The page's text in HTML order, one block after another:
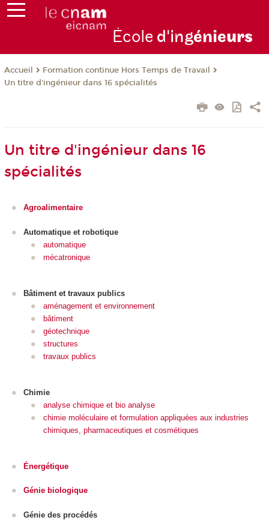
École d'ingénieurs
Accueil
Formation continue Hors Temps de Travail
Un titre d'ingénieur dans 16 spécialités
Un titre d'ingénieur dans 16
spécialités
Agroalimentaire
Automatique et robotique
automatique
mécatronique
Bâtiment et travaux publics
aménagement et environnement
bâtiment
géotechnique
structures
travaux publics
Chimie
analyse chimique et bio analyse
chimie moléculaire et formulation appliquées aux industries
chimiques, pharmaceutiques et cosmétiques
Énergétique
Génie biologique
Génie des procédés